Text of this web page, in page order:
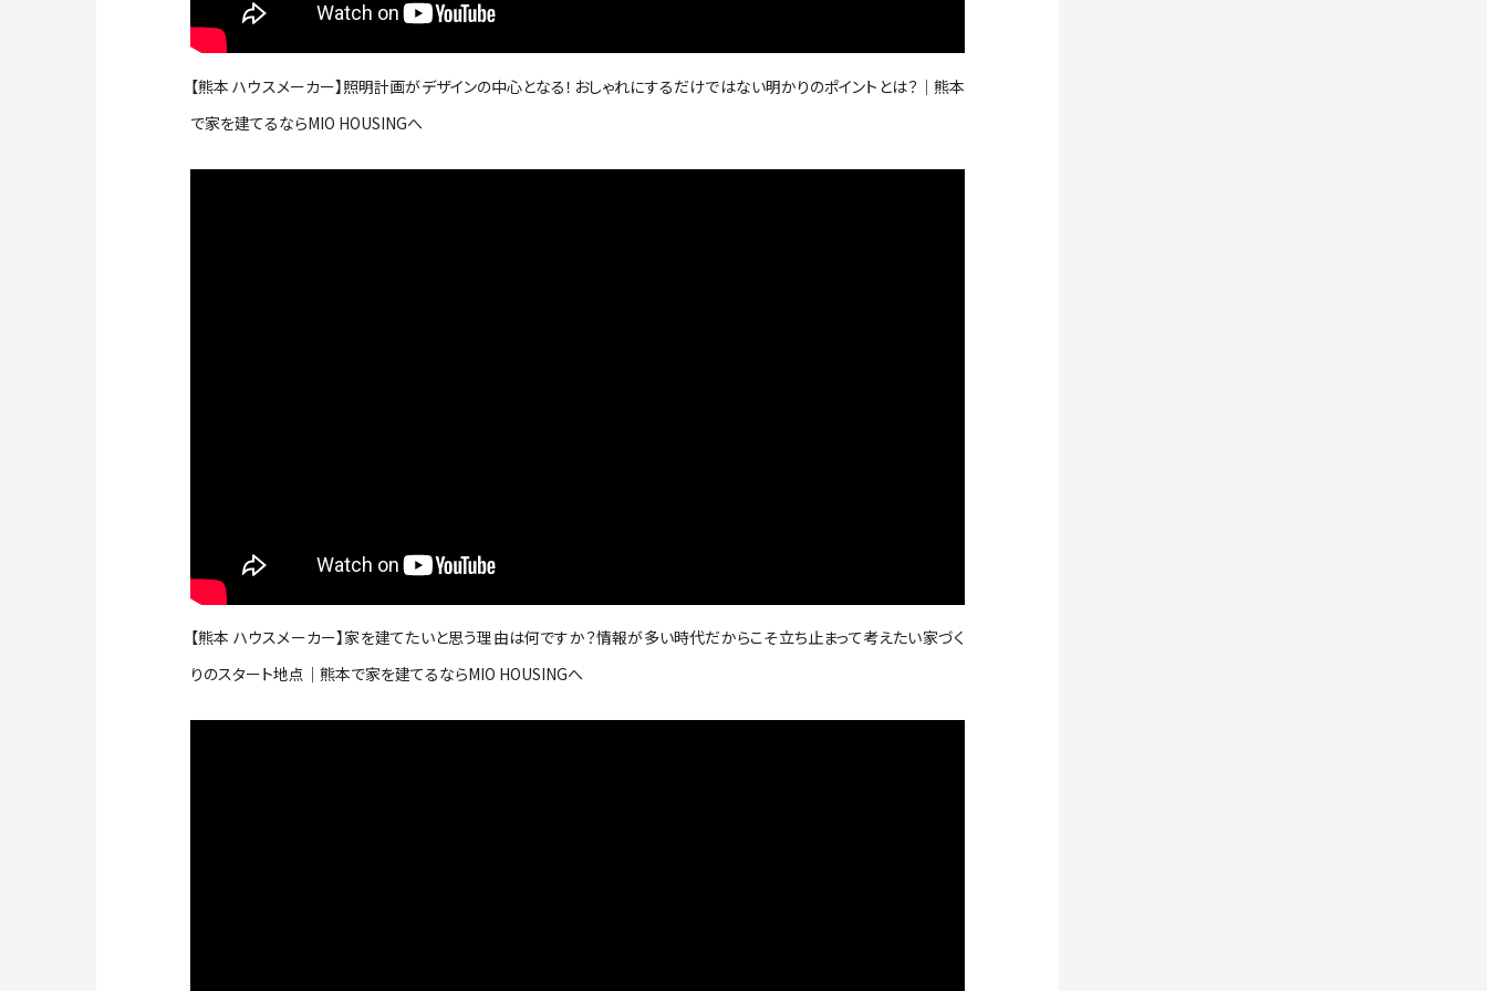
【熊本 ハウスメーカー】照明計画がデザインの中心となる！おしゃれにするだけではない明かりのポイントとは？｜熊本
で家を建てるならMIO HOUSINGへ
【熊本 ハウスメーカー】家を建てたいと思う理由は何ですか？情報が多い時代だからこそ立ち止まって考えたい家づく
りのスタート地点｜熊本で家を建てるならMIO HOUSINGへ